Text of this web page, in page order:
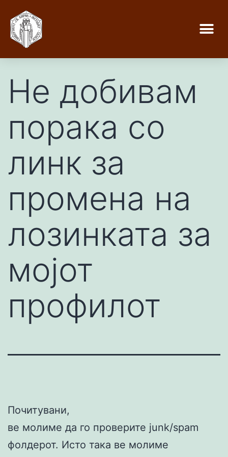
Не добивам
порака со
линк за
промена на
лозинката за
мојот
профилот
Почитувани,
ве молиме да го проверите junk/spam
фолдерот. Исто така ве молиме